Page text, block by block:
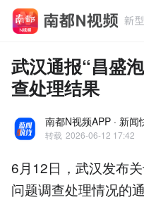
武汉通报“昌盛
查处理结果
南都N视频APP · 新闻
转载 2026-06-12 17:42
6月12日，武汉发布
问题调查处理情况的